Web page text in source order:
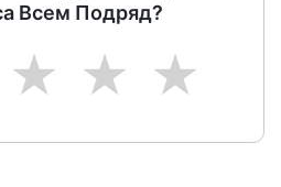
Всем Подряд?
5
4
3